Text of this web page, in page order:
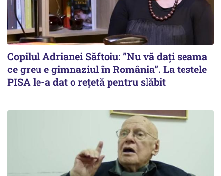
Copilul Adrianei Săftoiu: ”Nu vă dați seama
ce greu e gimnaziul în România”. La testele
PISA le-a dat o rețetă pentru slăbit